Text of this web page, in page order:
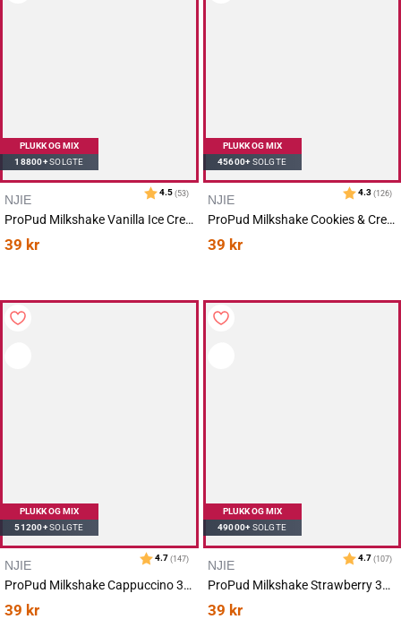
PLUKK OG MIX
18800+SOLGTE
NJIE
ProPud Milkshake Vanilla Ice Cream 330ml
39 kr
PLUKK OG MIX
45600+SOLGTE
NJIE
ProPud Milkshake Cookies & Cream 330ml
39 kr
PLUKK OG MIX
51200+SOLGTE
NJIE
ProPud Milkshake Cappuccino 330ml
39 kr
PLUKK OG MIX
49000+SOLGTE
NJIE
ProPud Milkshake Strawberry 330ml
39 kr